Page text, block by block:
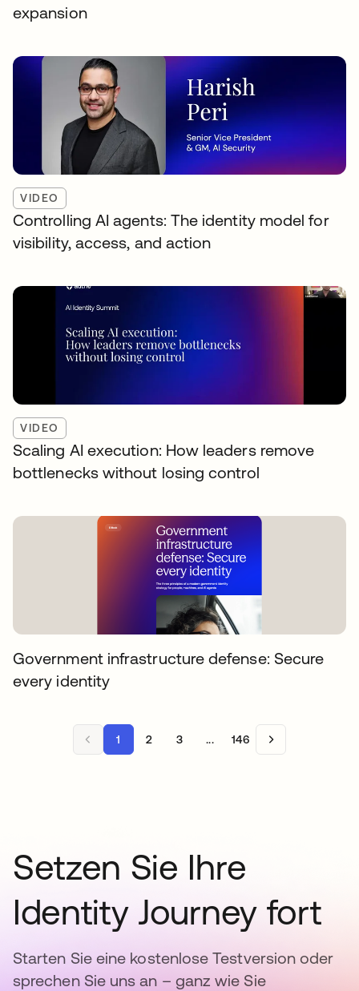
expansion
VIDEO
Controlling AI agents: The identity model for
visibility, access, and action
VIDEO
Scaling AI execution: How leaders remove
bottlenecks without losing control
Government infrastructure defense: Secure
every identity
1 2 3 ... 146
Setzen Sie Ihre
Identity Journey fort
Starten Sie eine kostenlose Testversion oder
sprechen Sie uns an – ganz wie Sie